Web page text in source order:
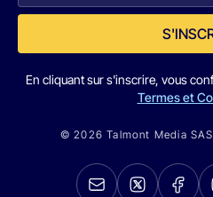
En cliquant sur s'inscrire, vous
Termes et
© 2026 Talmont Media